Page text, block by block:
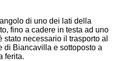
di uno dei lati della
fino a cadere in testa ad uno
necessario il trasporto al
di Biancavilla e sottoposto a
ferita.